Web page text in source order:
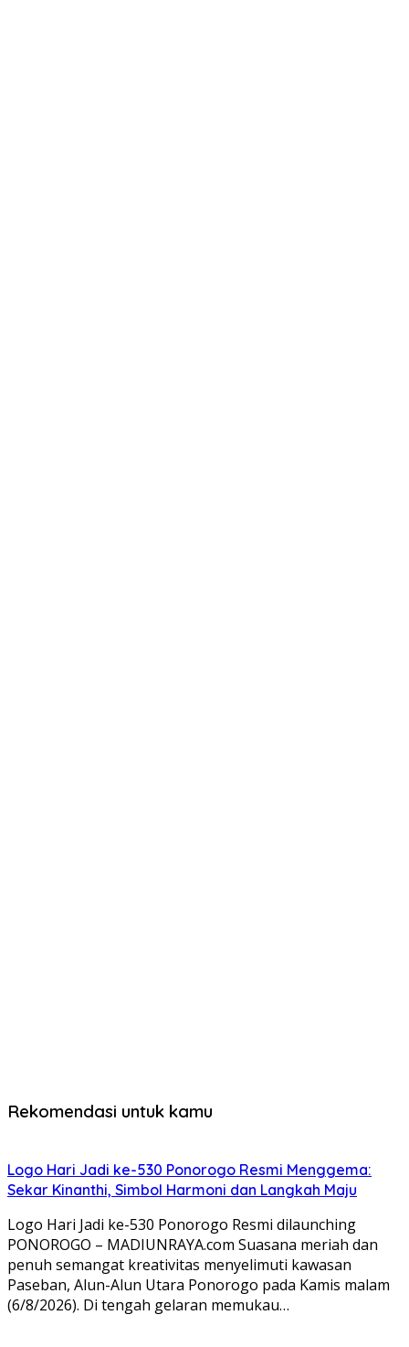
Rekomendasi untuk kamu
Logo Hari Jadi ke-530 Ponorogo Resmi Menggema:
Sekar Kinanthi, Simbol Harmoni dan Langkah Maju
Logo Hari Jadi ke-530 Ponorogo Resmi dilaunching
PONOROGO – MADIUNRAYA.com Suasana meriah dan
penuh semangat kreativitas menyelimuti kawasan
Paseban, Alun-Alun Utara Ponorogo pada Kamis malam
(6/8/2026). Di tengah gelaran memukau…